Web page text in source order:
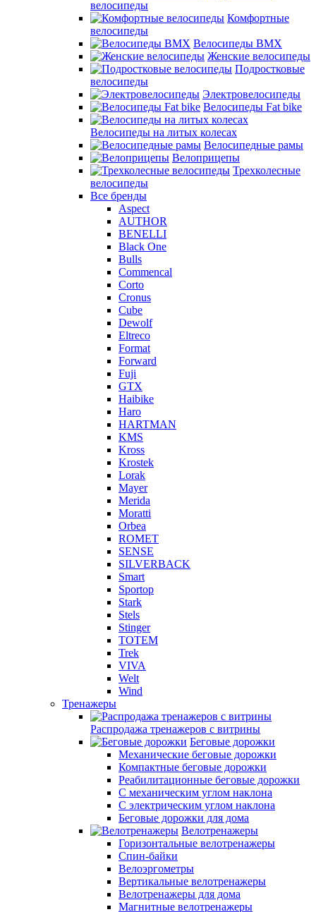
велосипеды
Комфортные
велосипеды
Велосипеды BMX
Женские велосипеды
Подростковые
велосипеды
Электровелосипеды
Велосипеды Fat bike
Велосипеды на литых колесах
Велосипедные рамы
Велоприцепы
Трехколесные
велосипеды
Все бренды
Aspect
AUTHOR
BENELLI
Black One
Bulls
Commencal
Corto
Cronus
Cube
Dewolf
Eltreco
Format
Forward
Fuji
GTX
Haibike
Haro
HARTMAN
KMS
Kross
Krostek
Lorak
Mayer
Merida
Moratti
Orbea
ROMET
SENSE
SILVERBACK
Smart
Sportop
Stark
Stels
Stinger
TOTEM
Trek
VIVA
Welt
Wind
Тренажеры
Распродажа тренажеров с витрины
Беговые дорожки
Механические беговые дорожки
Компактные беговые дорожки
Реабилитационные беговые дорожки
С механическим углом наклона
С электрическим углом наклона
Беговые дорожки для дома
Велотренажеры
Горизонтальные велотренажеры
Спин-байки
Велоэргометры
Вертикальные велотренажеры
Велотренажеры для дома
Магнитные велотренажеры